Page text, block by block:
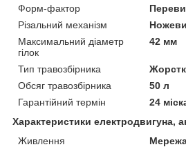
Форм-фактор
Різальний механізм
Максимальний діаметр
гілок
42 мм
Тип травозбірника
Обсяг травозбірника
50 л
Гарантійний термін
24
Характеристики електродвигуна,
Живлення